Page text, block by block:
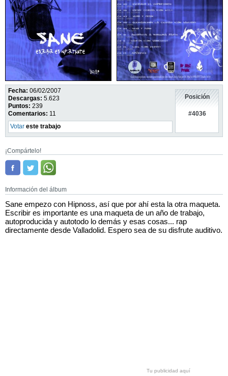
Fecha: 06/02/2007
Descargas: 5.623
Puntos: 239
Comentarios: 11
Votar este trabajo
Posición
#4036
¡Compártelo!
Información del álbum
Sane empezo con Hipnoss, así que por ahí esta la otra maqueta.
Escribir es importante es una maqueta de un año de trabajo,
autoproducida y autotodo lo demás y esas cosas... rap
directamente desde Valladolid. Espero sea de su disfrute auditivo.
Tu publicidad aquí